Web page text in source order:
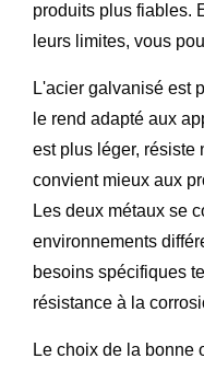
produits plus fiables.
leurs limites, vous
L'acier galvanisé est
le rend adapté aux
est plus léger, résiste
convient mieux aux
Les deux métaux se
environnements
besoins spécifiques
résistance à la
Le choix de la bonne